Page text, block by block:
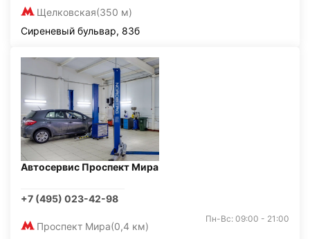
Щелковская(350 м)
Сиреневый бульвар, 83б
Автосервис Проспект Мира
+7 (495) 023-42-98
Проспект Мира(0,4 км)
Пн-Вс: 09:00 - 21:00